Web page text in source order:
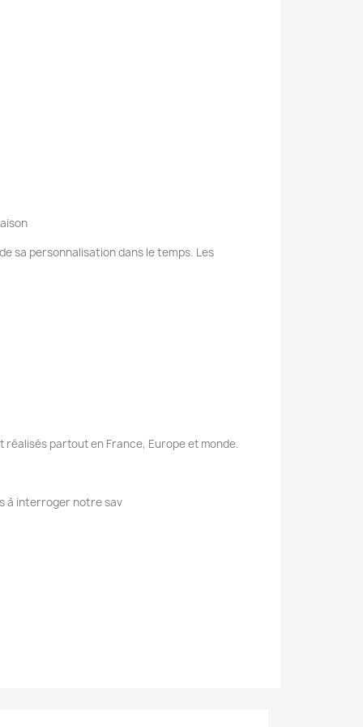
sa personnalisation dans le temps. Les
partout en France, Europe et monde.
à interroger notre sav